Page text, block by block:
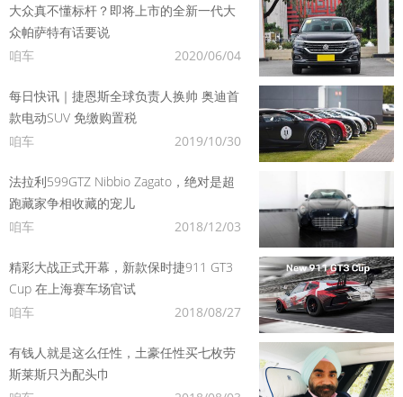
大众真不懂标杆？即将上市的全新一代大
众帕萨特有话要说
咱车
2020/06/04
每日快讯｜捷恩斯全球负责人换帅 奥迪首
款电动SUV 免缴购置税
咱车
2019/10/30
法拉利599GTZ Nibbio Zagato，绝对是超
跑藏家争相收藏的宠儿
咱车
2018/12/03
精彩大战正式开幕，新款保时捷911 GT3
Cup 在上海赛车场官试
咱车
2018/08/27
有钱人就是这么任性，土豪任性买七枚劳
斯莱斯只为配头巾